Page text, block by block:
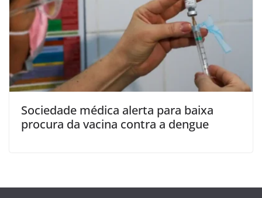
Sociedade médica alerta para baixa
procura da vacina contra a dengue